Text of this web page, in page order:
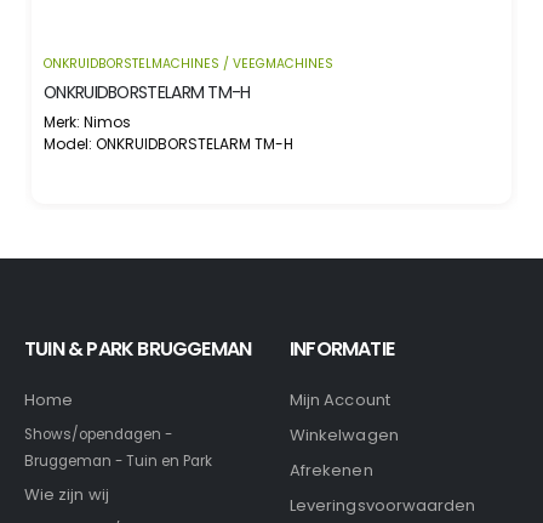
ONKRUIDBORSTELMACHINES / VEEGMACHINES
ONKRUIDBORSTELARM TM-H
Merk: Nimos
Model: ONKRUIDBORSTELARM TM-H
TUIN & PARK BRUGGEMAN
Home
Shows/opendagen -
Bruggeman - Tuin en Park
Wie zijn wij
INFORMATIE
Mijn Account
Winkelwagen
Afrekenen
Leveringsvoorwaarden